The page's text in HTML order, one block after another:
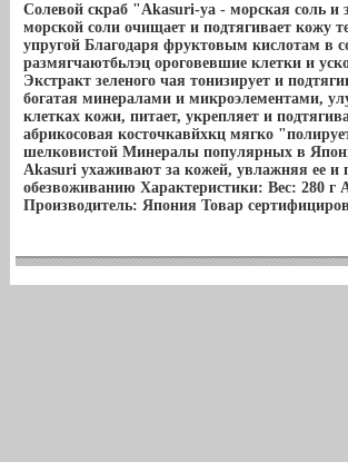
Солевой скраб "Akasuri-ya - морская соль и
морской соли очищает и подтягивает кожу
упругой Благодаря фруктовым кислотам в
размягчаютбьлэц ороговевшие клетки и
Экстракт зеленого чая тонизирует и
богатая минералами и микроэлементами,
клетках кожи, питает, укрепляет и
абрикосовая косточкавйхкц мягко
шелковистой Минералы популярных в
Akasuri ухаживают за кожей, увлажняя ее и
обезвоживанию Характеристики: Вес: 280 г
Производитель: Япония Товар